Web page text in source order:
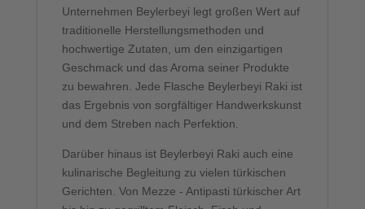
Unternehmen Beylerbeyi legt großen Wert auf
traditionelle Herstellungsmethoden und
hochwertige Zutaten, um den einzigartigen
Geschmack und das Aroma seiner Produkte
zu bewahren. Jede Flasche Beylerbeyi Raki ist
das Ergebnis von sorgfältiger Handwerkskunst
und dem Streben nach Perfektion.
Darüber hinaus ist Beylerbeyi Raki auch eine
kulinarische Begleitung zu vielen türkischen
Gerichten. Von Mezze - Antipasti türkischer Art